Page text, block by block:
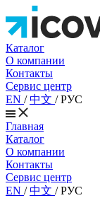
Каталог
О компании
Контакты
Сервис центр
EN /中文 /РУС
Главная
Каталог
О компании
Контакты
Сервис центр
EN /中文 /РУС